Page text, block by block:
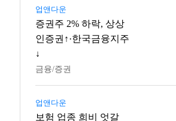
업앤다운
증권주 2% 하락, 상상
인증권↑·한국금융지주
↓
금융/증권
업앤다운
보험 업종 희비 엇갈